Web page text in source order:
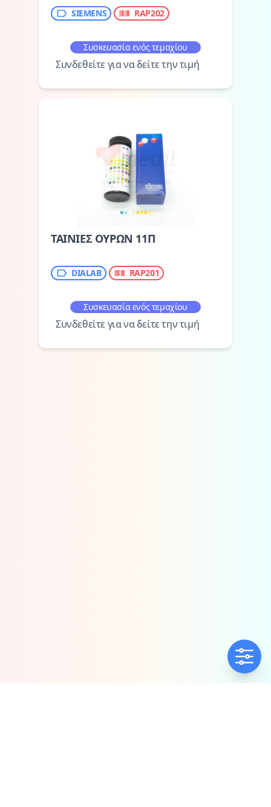
SIEMENS RAP202
Συσκευασία ενός τεμαχίου
Συνδεθείτε για να δείτε την τιμή
ΤΑΙΝΙΕΣ ΟΥΡΩΝ 11Π
DIALAB RAP201
Συσκευασία ενός τεμαχίου
Συνδεθείτε για να δείτε την τιμή